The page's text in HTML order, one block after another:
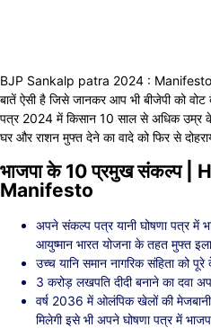
BJP Sankalp patra 2024 : Manifesto
बातें ऐसी है जिसे जानकर आप भी बीजेपी को वोट
पत्र 2024 में किसान 10 साल से अधिक उम्र के
घर और राशन मुफ्त देने का वादे को फिर से
भाजपा के 10 प्रमुख संकल्प |
Manifesto
अपने संकल्प पत्र यानी घोषणा पत्र में
आयुष्मान भारत योजना के तहत मुफ्त
उच्च यानि समान नागरिक संहिता को
3 करोड़ लखपति दीदी बनाने का दवा
वर्ष 2036 में ओलंपिक खेलों की मेजबानी
मिलेगी इसे भी अपने घोषणा पत्र में